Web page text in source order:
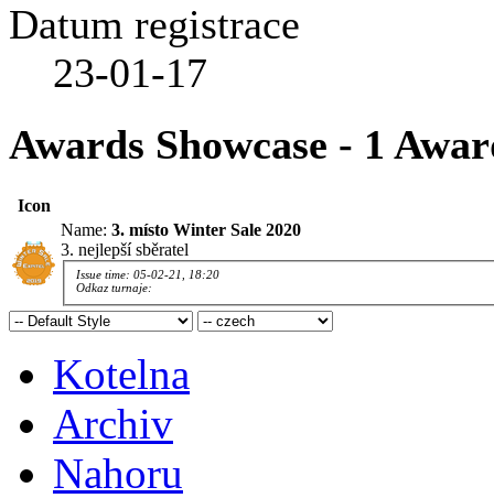
Datum registrace
23-01-17
Awards Showcase - 1
Icon
Name: 3. místo Winter Sale 2020
3. nejlepší sběratel
Issue time: 05-02-21, 18:20
Odkaz turnaje:
Kotelna
Archiv
Nahoru